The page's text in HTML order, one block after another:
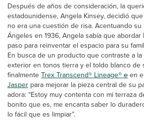
Después de años de consideración, la
estadounidense, Angela Kinsey, decidió
no era una cuestión de risa. Acentuando su
Ángeles en 1936, Angela sabía que
paso para reinventar el espacio para su
En busca de un producto que contraste a
exterior en tonos tierra y el toldo blanco de
finalmenteTrex Transcend® Lineage® ℮en
Jasper para mejorar la pieza central de su
adora: “Estoy muy contenta con mi terraza
bonito que es, me encanta saber lo
lo fácil que es limpiar”.